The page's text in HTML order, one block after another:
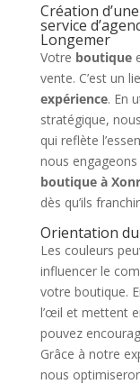
Création
service
Longemer
Votre boutique
vente. C’est un
expérience. En
stratégique,
qui reflète
nous
boutique à
dès qu’ils
Orientation
Les couleurs
influencer le
votre boutique.
l’œil et mettent
pouvez
Grâce à notre
nous